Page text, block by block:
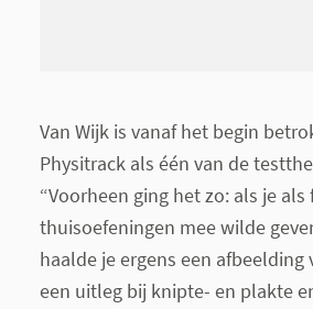
Van Wijk is vanaf het begin
Physitrack als één van de
“Voorheen ging het zo: als je
thuisoefeningen mee wilde
haalde je ergens een afbeelding
een uitleg bij knipte- en plakte